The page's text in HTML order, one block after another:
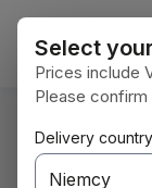
Przejdź do
Jesteś tutaj: Home
Farby i lakiery
Select
Prices include
Please
Delivery country